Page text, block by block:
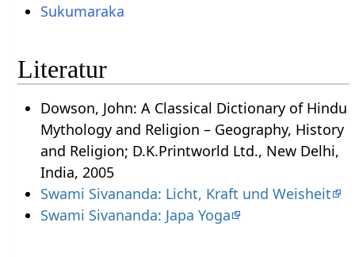
Sukumaraka
Literatur
Dowson, John: A Classical Dictionary of Hindu
Mythology and Religion – Geography, History
and Religion; D.K.Printworld Ltd., New Delhi,
India, 2005
Swami Sivananda: Licht, Kraft und Weisheit
Swami Sivananda: Japa Yoga